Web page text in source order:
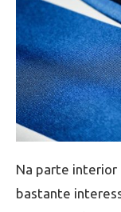
Na parte
bastante